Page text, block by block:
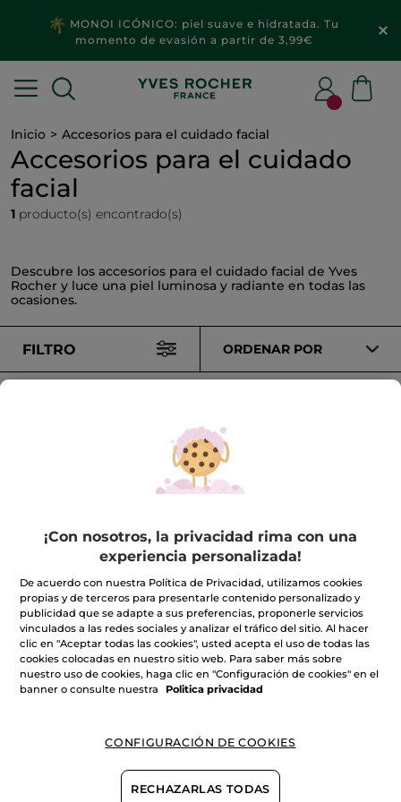
MONOI ICÓNICO: piel suave e hidratada. Tu
momento de evasión a partir de 3,99€
Inicio Accesorios para el cuidado facial
Accesorios para el cuidado
facial
1 producto(s) encontrado(s)
Descubre los accesorios para el cuidado facial de Yves
Rocher y luce una piel luminosa y radiante en todas las
ocasiones.
FILTRO ORDENAR POR
Guante Desmaquillante
(369)
6,99€
-30% en tu 2º limpiador:
AÑADIR A MI
CESTA
¡Con nosotros, la privacidad rima con una
experiencia personalizada!
De acuerdo con nuestra Política de Privacidad, utilizamos cookies
propias y de terceros para presentarle contenido personalizado y
publicidad que se adapte a sus preferencias, proponerle servicios
vinculados a las redes sociales y analizar el tráfico del sitio. Al hacer
clic en "Aceptar todas las cookies", usted acepta el uso de todas las
cookies colocadas en nuestro sitio web. Para saber más sobre
nuestro uso de cookies, haga clic en "Configuración de cookies" en el
banner o consulte nuestra
Politica privacidad
CONFIGURACIÓN DE COOKIES
RECHAZARLAS TODAS